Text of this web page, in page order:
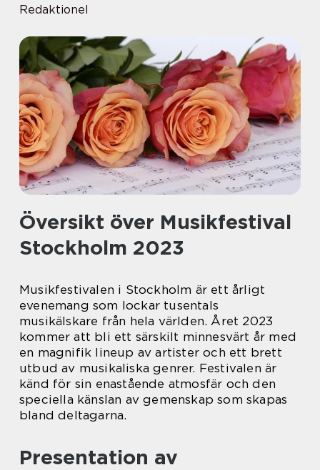
Redaktionel
Översikt över Musikfestival
Stockholm 2023
Musikfestivalen i Stockholm är ett årligt
evenemang som lockar tusentals
musikälskare från hela världen. Året 2023
kommer att bli ett särskilt minnesvärt år med
en magnifik lineup av artister och ett brett
utbud av musikaliska genrer. Festivalen är
känd för sin enastående atmosfär och den
speciella känslan av gemenskap som skapas
bland deltagarna.
Presentation av